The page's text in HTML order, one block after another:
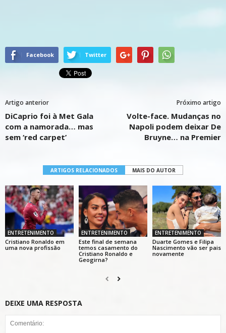
Facebook Twitter
Artigo anterior
DiCaprio foi à Met Gala
com a namorada… mas
sem ‘red carpet’
Próximo artigo
Volte-face. Mudanças no
Napoli podem deixar De
Bruyne… na Premier
ARTIGOS RELACIONADOS MAIS DO AUTOR
ENTRETENIMENTO
Cristiano Ronaldo em
uma nova profissão
ENTRETENIMENTO
Este final de semana
temos casamento do
Cristiano Ronaldo e
Geogirna?
ENTRETENIMENTO
Duarte Gomes e Filipa
Nascimento vão ser pais
novamente
DEIXE UMA RESPOSTA